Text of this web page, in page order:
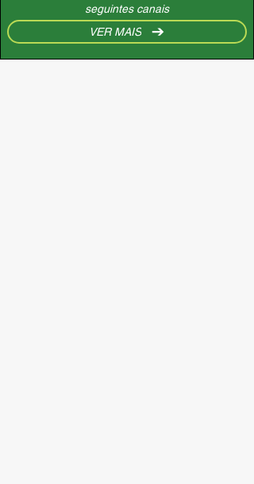
seguintes canais
VER MAIS